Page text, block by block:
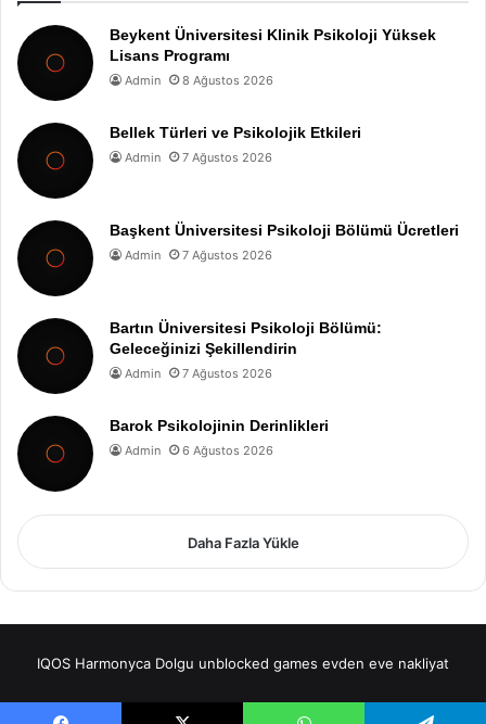
Beykent Üniversitesi Klinik Psikoloji Yüksek
Lisans Programı
Admin 8 Ağustos 2026
Bellek Türleri ve Psikolojik Etkileri
Admin 7 Ağustos 2026
Başkent Üniversitesi Psikoloji Bölümü Ücretleri
Admin 7 Ağustos 2026
Bartın Üniversitesi Psikoloji Bölümü:
Geleceğinizi Şekillendirin
Admin 7 Ağustos 2026
Barok Psikolojinin Derinlikleri
Admin 6 Ağustos 2026
Daha Fazla Yükle
IQOS Harmonyca Dolgu unblocked games evden eve nakliyat